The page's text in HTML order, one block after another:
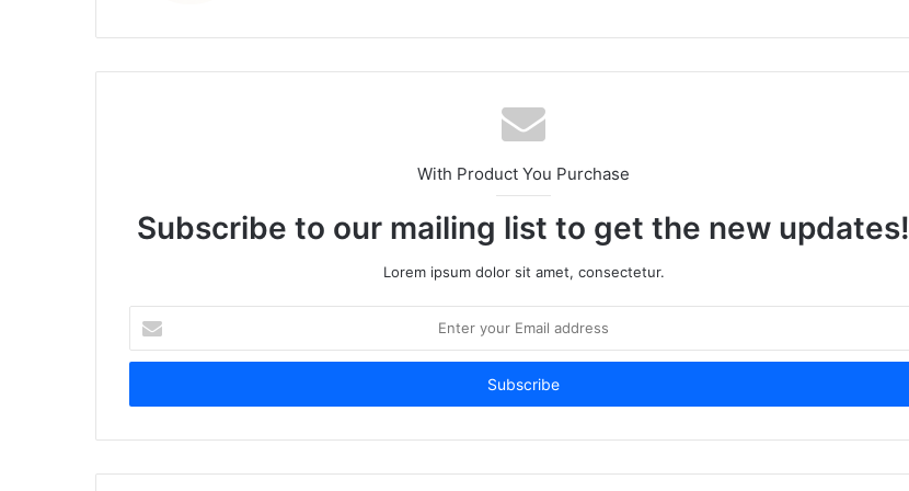
With Product You Purchase
Subscribe to our mailing list to get the new updates!
Lorem ipsum dolor sit amet, consectetur.
your
Email